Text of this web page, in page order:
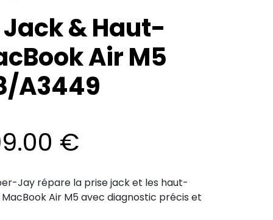
& Haut-
Air M5
A3449
€
Plage de
prix :
299.00 €
Jay répare la prise jack et les haut-
Air M5 avec diagnostic précis et